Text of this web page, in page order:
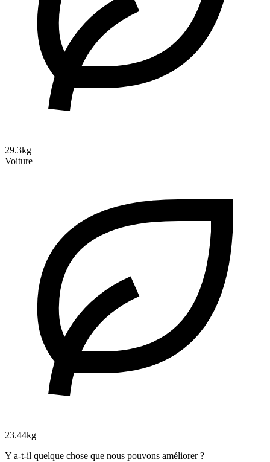
29.3kg
Voiture
23.44kg
Y a-t-il quelque chose que nous pouvons améliorer ?